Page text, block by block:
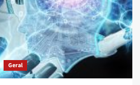
Geral